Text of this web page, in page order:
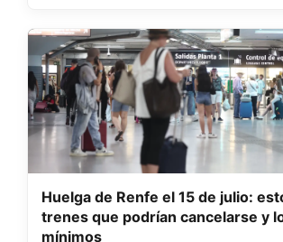
Huelga de Renfe el 15 de julio:
trenes que podrían cancelarse y
mínimos